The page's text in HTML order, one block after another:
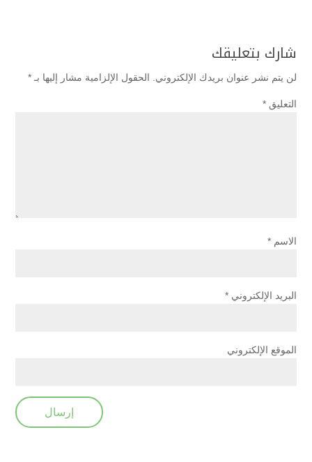
شارك بتعليقك
لن يتم نشر عنوان بريدك الإلكتروني. الحقول الإلزامية مشار إليها بـ *
التعليق *
الاسم *
البريد الإلكتروني *
الموقع الإلكتروني